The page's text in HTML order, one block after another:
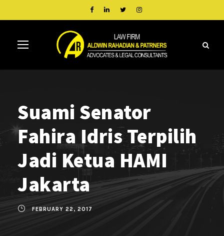
Suami Senator
Fahira Idris Terpilih
Jadi Ketua HAMI
Jakarta
FEBRUARY 22, 2017